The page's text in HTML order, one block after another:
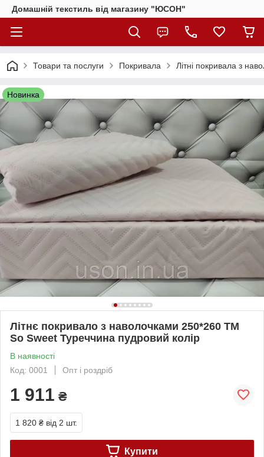
Домашній текстиль від магазину "ЮСОН"
Товари та послуги Покривала Літні покривала з
Новинка
Літнє покривало з наволочками 250*260 TM
So Sweet Туреччина пудровий колір
В наявності
Код: 0001
Опт і роздріб
1 911 ₴
1 820 ₴ від 2 шт.
Купити